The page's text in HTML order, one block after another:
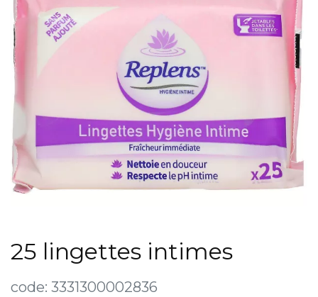
25 lingettes intimes
code: 3331300002836